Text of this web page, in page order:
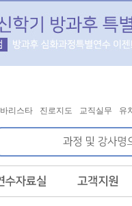
바리스타 진로지도 교직실무 유